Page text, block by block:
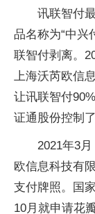
讯联智付
品名称为“中兴
联智付剥离。
上海沃芮欧信
让讯联智付
证通股份控制
2021年3
欧信息科技有
支付牌照。国
10月就申请花